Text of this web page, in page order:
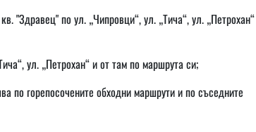
"Здравец" по ул. „Чипровци“, ул. „Тича“, ул. „Петрохан“
ул. „Петрохан“ и от там по маршрута си;
горепосочените обходни маршрути и по съседните